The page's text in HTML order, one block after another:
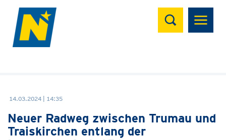
Suchen
14.03.2024 | 14:35
Neuer Radweg zwischen Trumau und
Traiskirchen entlang der